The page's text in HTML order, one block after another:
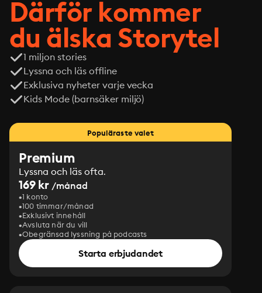
Därför kommer
du älska Storytel
1 miljon stories
Lyssna och läs offline
Exklusiva nyheter varje vecka
Kids Mode (barnsäker miljö)
Populäraste valet
Premium
Lyssna och läs ofta.
169 kr /månad
1 konto
100 timmar/månad
Exklusivt innehåll
Avsluta när du vill
Obegränsad lyssning på podcasts
Starta erbjudandet